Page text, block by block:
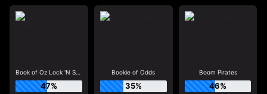
Book of Oz Lock 'N Spin
47%
Bookie of Odds
35%
Boom Pirates
46%